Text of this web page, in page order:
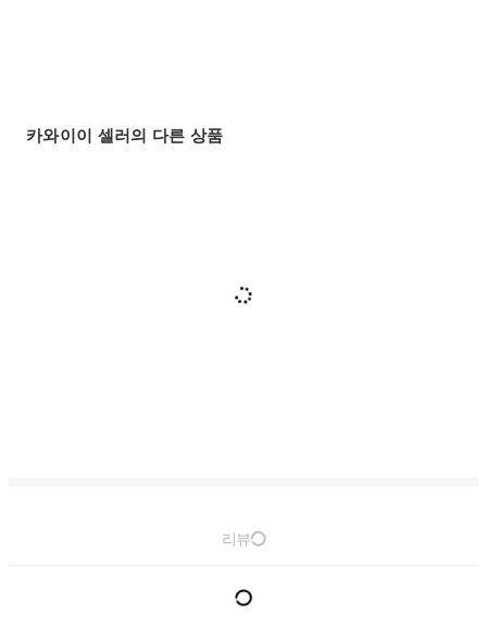
카와이이 셀러의 다른 상품
리뷰